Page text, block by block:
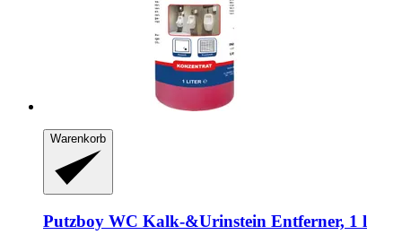
Warenkorb
Putzboy WC Kalk-​&Urinstein Entferner, 1 l